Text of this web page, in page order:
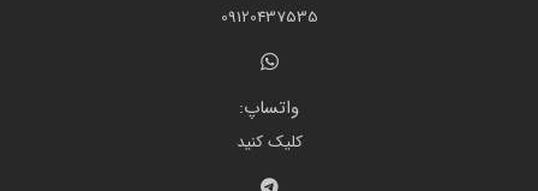
09120437535
واتساپ:
کلیک کنید